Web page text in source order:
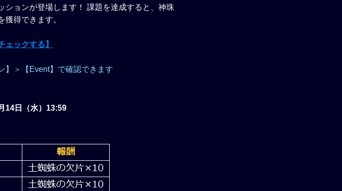
ョンが登場します！ 課題を達成すると、神珠
獲得できます。
ェックする】
】＞【Event】で確認できます
14日（水）13:59